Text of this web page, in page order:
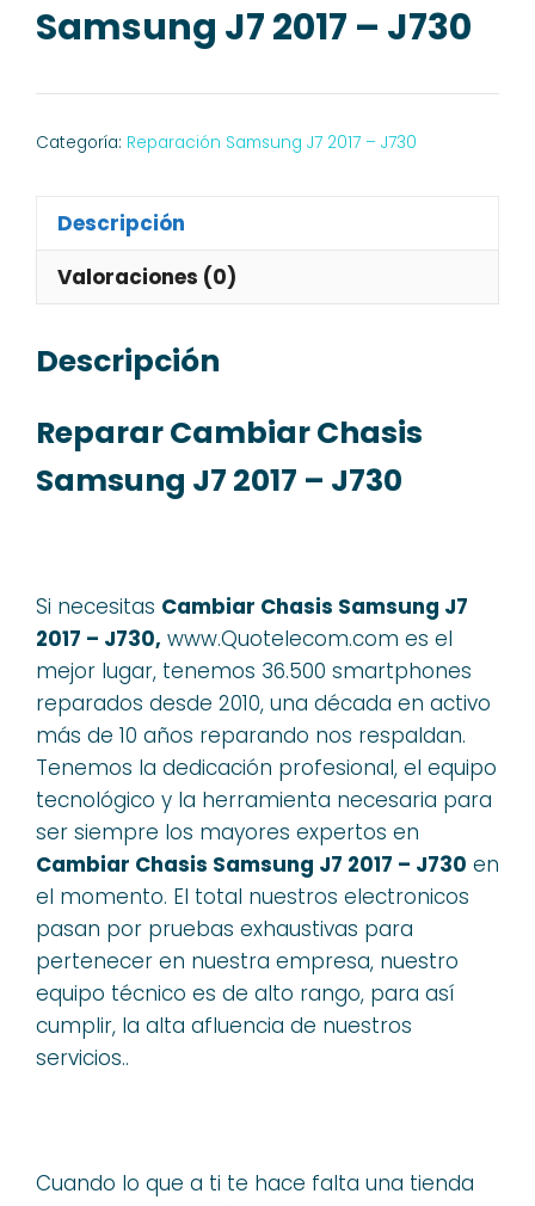
Samsung J7 2017 – J730
Categoría: Reparación Samsung J7 2017 – J730
Descripción
Valoraciones (0)
Descripción
Reparar Cambiar Chasis
Samsung J7 2017 – J730
Si necesitas Cambiar Chasis Samsung J7
2017 – J730, www.Quotelecom.com es el
mejor lugar, tenemos 36.500 smartphones
reparados desde 2010, una década en activo
más de 10 años reparando nos respaldan.
Tenemos la dedicación profesional, el equipo
tecnológico y la herramienta necesaria para
ser siempre los mayores expertos en
Cambiar Chasis Samsung J7 2017 – J730 en
el momento. El total nuestros electronicos
pasan por pruebas exhaustivas para
pertenecer en nuestra empresa, nuestro
equipo técnico es de alto rango, para así
cumplir, la alta afluencia de nuestros
servicios..
Cuando lo que a ti te hace falta una tienda